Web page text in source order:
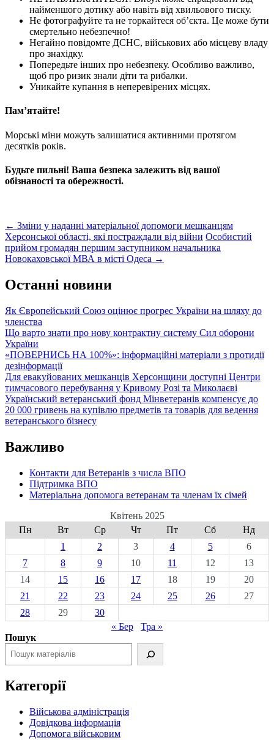
найменшого дотику або навіть від хвильового тиску.
Не фотографуйте та не торкайтеся об’єкта. Це може бути
смертельно небезпечно!
Негайно повідомте ДСНС, військових або місцеву владу
про знахідку.
Попередьте інших про небезпеку. Особливо важливо,
щоб про ризик знали діти та рибалки.
Уникайте купання в неперевірених місцях.
Пам’ятайте!
Морські міни можуть залишатися активними протягом
десятків років.
Будьте пильні! Ваша безпека залежить від вашої
обізнаності та обережності.
Post
navigation
← Зміни у наданні матеріальної допомоги мешканцям
Херсонської області, які постраждали від війни Особистий
прийом громадян першим заступником начальника
Новокаховської МВА в місті Одеса →
Останні новини
Як Європейський Союз оцінює прогрес України на шляху до
членства
Що варто знати про нову контрактну систему Сил оборони
України
«ПОВЕРНИСЬ НА 100%»: інформаційні матеріали з протидії
дезінформації
Для евакуйованих мешканців Херсонщини доступні Центри
тимчасового перебування у Кривому Розі та Миколаєві
Український ветеранський фонд Мінветеранів компенсує до
20 000 гривень на купівлю предметів та товарів для ведення
ветеранського бізнесу
Важливо
Контакти для Ветеранів з числа ВПО
Підтримка ВПО
Матеріальна допомога ветеранам та членам їх сімей
Квітень 2025
Пн
Вт Ср Чт Пт Сб
Нд
1
2 3 4 5
6
7
8 9 10 11 12
13
14
15 16 17 18 19
20
21
22 23 24 25 26
27
28
29
30
« Бер
Тра »
Пошук
Категорії
Військова адміністрація
Довідкова інформація
Допомога військовим